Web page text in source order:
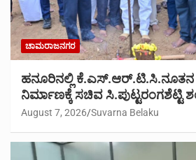
ಚಾಮರಾಜನಗರ
ಹನೂರಿನಲ್ಲಿ
ನಿರ್ಮಾಣಕ್ಕೆ ಸಚಿವ ಸಿ.ಪುಟ್ಟರಂಗಶೆಟ್ಟಿ
August 7, 2026 Suvarna Belaku